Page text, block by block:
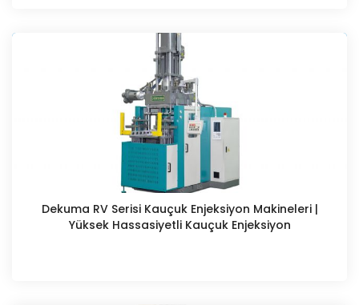
Dekuma RV Serisi Kauçuk Enjeksiyon Makineleri |
Yüksek Hassasiyetli Kauçuk Enjeksiyon